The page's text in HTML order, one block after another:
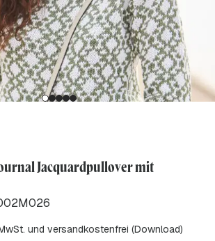
Jacquardpullover mit
und versandkostenfrei (Download)